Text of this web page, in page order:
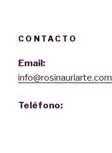
CONTACTO
Email:
info@rosinauriarte.com
Teléfono: